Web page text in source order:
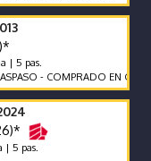
| 5 pas.
- COMPRADO EN CR
| 5 pas.